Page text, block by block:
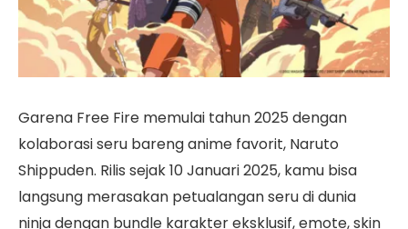
Garena Free Fire memulai tahun 2025 dengan
kolaborasi seru bareng anime favorit, Naruto
Shippuden. Rilis sejak 10 Januari 2025, kamu bisa
langsung merasakan petualangan seru di dunia
ninja dengan bundle karakter eksklusif, emote, skin